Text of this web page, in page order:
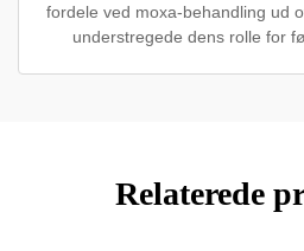
fordele ved moxa-behandling ud
understregede dens rolle for
Relaterede